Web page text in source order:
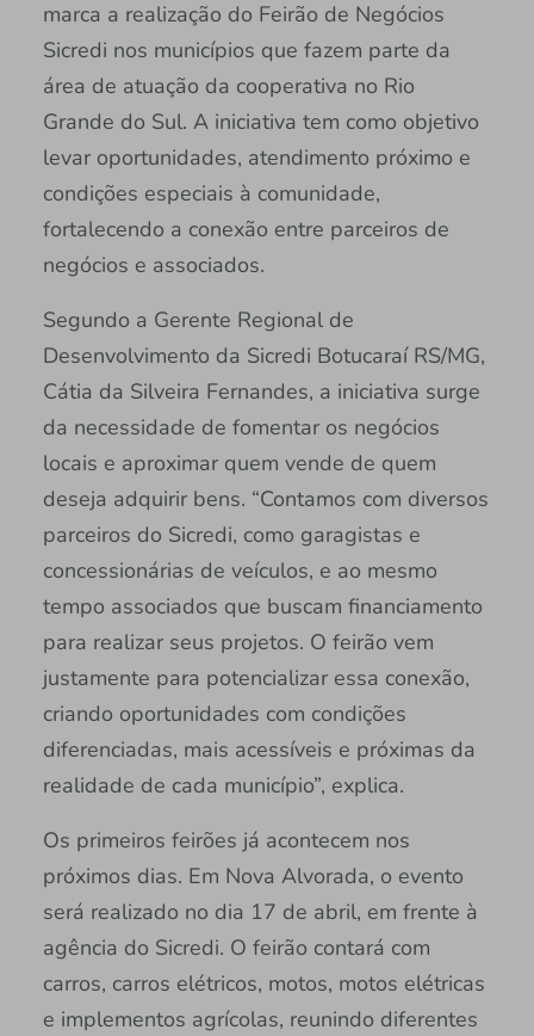
marca a realização do Feirão de Negócios
Sicredi nos municípios que fazem parte da
área de atuação da cooperativa no Rio
Grande do Sul. A iniciativa tem como objetivo
levar oportunidades, atendimento próximo e
condições especiais à comunidade,
fortalecendo a conexão entre parceiros de
negócios e associados.
Segundo a Gerente Regional de
Desenvolvimento da Sicredi Botucaraí RS/MG,
Cátia da Silveira Fernandes, a iniciativa surge
da necessidade de fomentar os negócios
locais e aproximar quem vende de quem
deseja adquirir bens. “Contamos com diversos
parceiros do Sicredi, como garagistas e
concessionárias de veículos, e ao mesmo
tempo associados que buscam financiamento
para realizar seus projetos. O feirão vem
justamente para potencializar essa conexão,
criando oportunidades com condições
diferenciadas, mais acessíveis e próximas da
realidade de cada município”, explica.
Os primeiros feirões já acontecem nos
próximos dias. Em Nova Alvorada, o evento
será realizado no dia 17 de abril, em frente à
agência do Sicredi. O feirão contará com
carros, carros elétricos, motos, motos elétricas
e implementos agrícolas, reunindo diferentes